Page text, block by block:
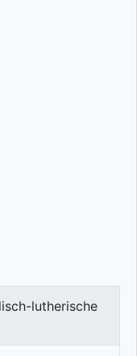
lutherische